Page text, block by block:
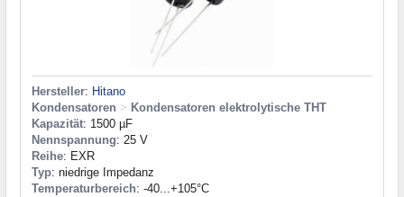
Hersteller: Hitano
Kondensatoren > Kondensatoren elektrolytische THT
Kapazität: 1500 µF
Nennspannung: 25 V
Reihe: EXR
Typ: niedrige Impedanz
Temperaturbereich: -40...+105°C